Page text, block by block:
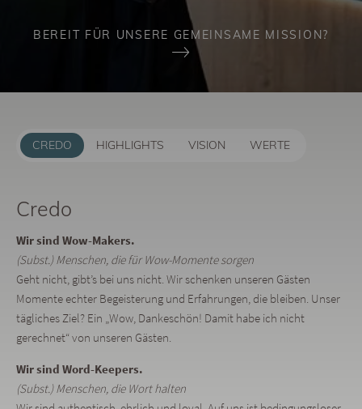
BEREIT FÜR UNSERE GEMEINSAME MISSION?
CREDO HIGHLIGHTS VISION WERTE
Credo
Wir sind Wow-Makers.
(Subst.) Menschen, die für Wow-Momente sorgen
Geht nicht, gibt’s bei uns nicht. Wir schenken unseren Gästen
Momente echter Begeisterung und Erfahrungen, die bleiben. Unser
tägliches Ziel? Ein „Wow, Dankeschön! Damit habe ich nicht
gerechnet“ von unseren Gästen.
Wir sind Word-Keepers.
(Subst.) Menschen, die Wort halten